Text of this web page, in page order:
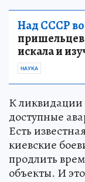
Над СССР
искала и
НАУКА
К ликвидации
доступные
Есть
киевские
продлить
объекты. И